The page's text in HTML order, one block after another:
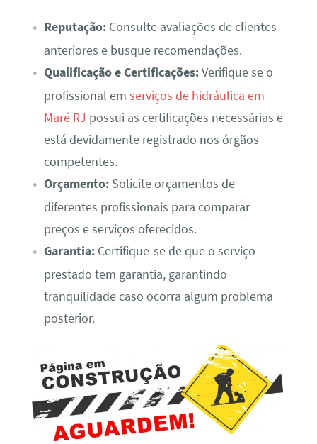
Reputação:Consulte avaliações de clientes
anteriores e busque recomendações.
Qualificação e Certificações:Verifique se o
profissional em serviços de hidráulica em
Maré RJ possui as certificações necessárias e
está devidamente registrado nos órgãos
competentes.
Orçamento:Solicite orçamentos de
diferentes profissionais para comparar
preços e serviços oferecidos.
Garantia:Certifique-se de que o serviço
prestado tem garantia, garantindo
tranquilidade caso ocorra algum problema
posterior.